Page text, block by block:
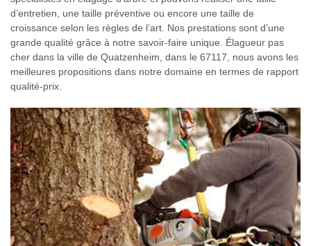
d’entretien, une taille préventive ou encore une taille de
croissance selon les règles de l’art. Nos prestations sont d’une
grande qualité grâce à notre savoir-faire unique. Élagueur pas
cher dans la ville de Quatzenheim, dans le 67117, nous avons les
meilleures propositions dans notre domaine en termes de rapport
qualité-prix.